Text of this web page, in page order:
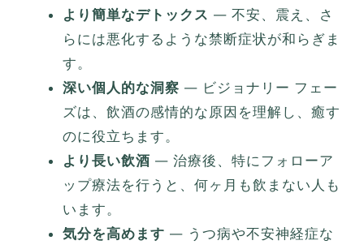
より簡単なデトックス — 不安、震え、さ
らには悪化するような禁断症状が和らぎま
す。
深い個人的な洞察 — ビジョナリー フェー
ズは、飲酒の感情的な原因を理解し、癒す
のに役立ちます。
より長い飲酒 — 治療後、特にフォローア
ップ療法を行うと、何ヶ月も飲まない人も
います。
気分を高めます — うつ病や不安神経症な